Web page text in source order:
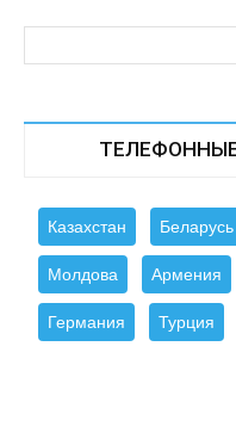
Казахстан Беларусь
Молдова Армения
Германия Турция